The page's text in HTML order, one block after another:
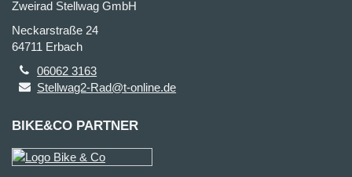
Zweirad Stellwag GmbH
Neckarstraße 24
64711 Erbach
06062 3163
Stellwag2-Rad@t-online.de
BIKE&CO PARTNER